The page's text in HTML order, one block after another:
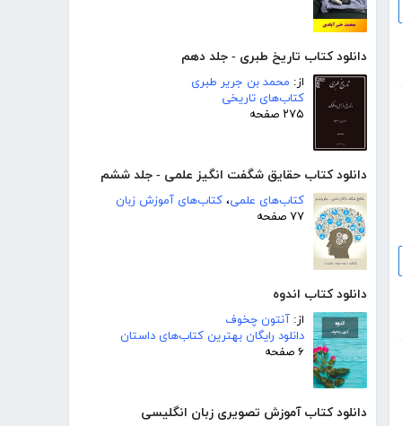
دانلود کتاب تاریخ طبری - جلد دهم
از: محمد بن جریر طبری
کتاب‌های تاریخی
۲۷۵ صفحه
دانلود کتاب حقایق شگفت انگیز علمی - جلد ششم
کتاب‌های علمی، کتاب‌های آموزش زبان
۷۷ صفحه
دانلود کتاب اندوه
از: آنتون چخوف
دانلود رایگان بهترین کتاب‌های داستان
۶ صفحه
دانلود کتاب آموزش تصویری زبان انگلیسی